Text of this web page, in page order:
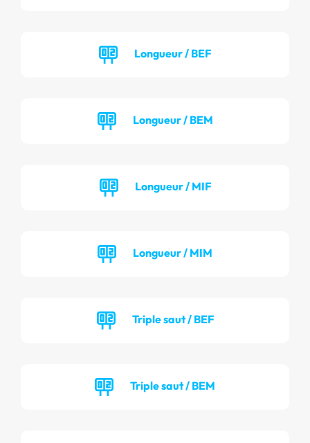
Longueur / BEF
Longueur / BEM
Longueur / MIF
Longueur / MIM
Triple saut / BEF
Triple saut / BEM